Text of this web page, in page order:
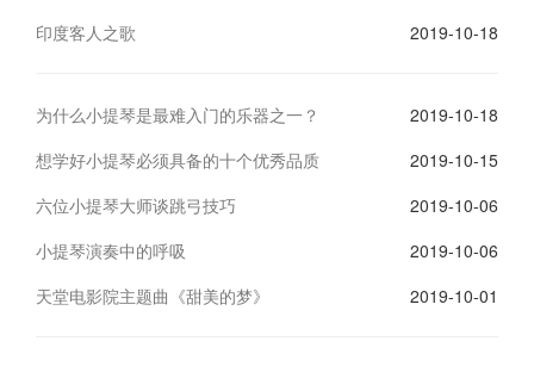
印度客人之歌
2019-10-18
为什么小提琴是最难入门的乐器之一？
2019-10-18
想学好小提琴必须具备的十个优秀品质
2019-10-15
六位小提琴大师谈跳弓技巧
2019-10-06
小提琴演奏中的呼吸
2019-10-06
天堂电影院主题曲《甜美的梦》
2019-10-01